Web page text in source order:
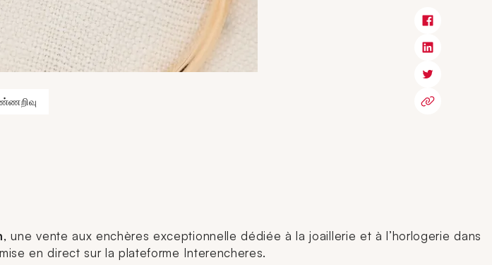
, une vente aux enchères exceptionnelle dédiée à la joaillerie et à l’horlogerie dans
en direct sur la plateforme Interencheres.